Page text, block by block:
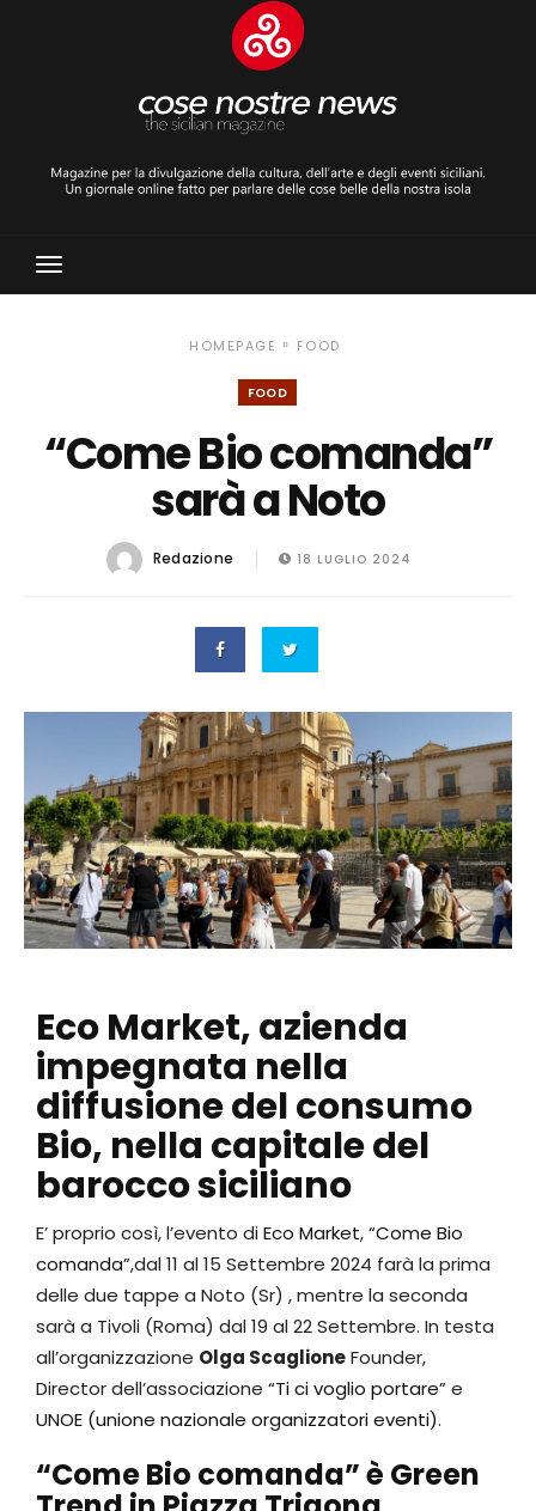
Toggle
Navigation
HOMEPAGE » FOOD
FOOD
“Come Bio comanda”
sarà a Noto
Redazione 18 LUGLIO 2024
Eco Market, azienda
impegnata nella
diffusione del consumo
Bio, nella capitale del
barocco siciliano
E’ proprio così, l’evento diEco Market,“Come Bio
comanda”,dal 11 al 15 Settembre 2024 farà la prima
delle due tappe a Noto (Sr) , mentre la seconda
sarà a Tivoli (Roma) dal 19 al 22 Settembre. In testa
all’organizzazione Olga ScaglioneFounder,
Director dell’associazione “Ti ci voglio portare”e
UNOE (unione nazionale organizzatori eventi).
“Come Bio comanda” è Green